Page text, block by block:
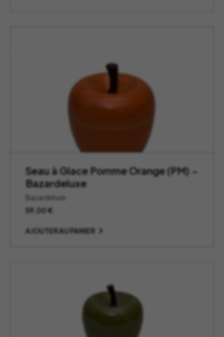
Seau à Glace Pomme Orange (PM) –
Bazardeluxe
Bazardeluxe
59,00€
AJOUTER AU PANIER